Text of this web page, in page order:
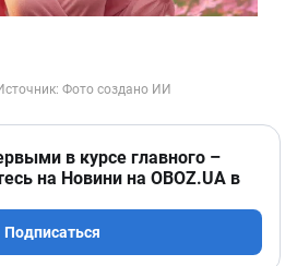
в курсе главного –
на Новини на OBOZ.UA в
Подписаться